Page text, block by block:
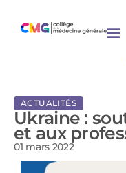
ACTUALITÉS
Ukraine :
et aux
01 mars 2022